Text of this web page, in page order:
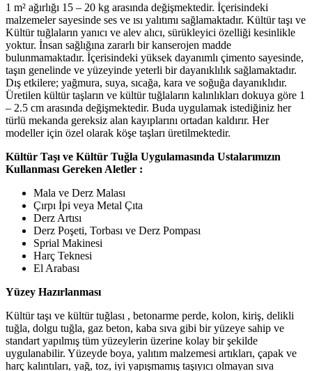
1 m² ağırlığı 15 – 20 kg arasında değişmektedir. İçerisindeki
malzemeler sayesinde ses ve ısı yalıtımı sağlamaktadır. Kültür taşı ve
Kültür tuğlaların yanıcı ve alev alıcı, sürükleyici özelliği kesinlikle
yoktur. İnsan sağlığına zararlı bir kanserojen madde
bulunmamaktadır. İçerisindeki yüksek dayanımlı çimento sayesinde,
taşın genelinde ve yüzeyinde yeterli bir dayanıklılık sağlamaktadır.
Dış etkilere; yağmura, suya, sıcağa, kara ve soğuğa dayanıklıdır.
Üretilen kültür taşların ve kültür tuğlaların kalınlıkları dokuya göre 1
– 2.5 cm arasında değişmektedir. Buda uygulamak istediğiniz her
türlü mekanda gereksiz alan kayıplarını ortadan kaldırır. Her
modeller için özel olarak köşe taşları üretilmektedir.
Kültür Taşı ve Kültür Tuğla Uygulamasında Ustalarımızın
Kullanması Gereken Aletler :
Mala ve Derz Malası
Çırpı İpi veya Metal Çıta
Derz Artısı
Derz Poşeti, Torbası ve Derz Pompası
Sprial Makinesi
Harç Teknesi
El Arabası
Yüzey Hazırlanması
Kültür taşı ve kültür tuğlası , betonarme perde, kolon, kiriş, delikli
tuğla, dolgu tuğla, gaz beton, kaba sıva gibi bir yüzeye sahip ve
standart yapılmış tüm yüzeylerin üzerine kolay bir şekilde
uygulanabilir. Yüzeyde boya, yalıtım malzemesi artıkları, çapak ve
harç kalıntıları, yağ, toz, iyi yapışmamış taşıyıcı olmayan sıva